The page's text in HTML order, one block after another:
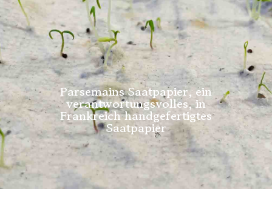
Parsemains Saatpapier, ein
verantwortungsvolles, in
Frankreich handgefertigtes
Saatpapier